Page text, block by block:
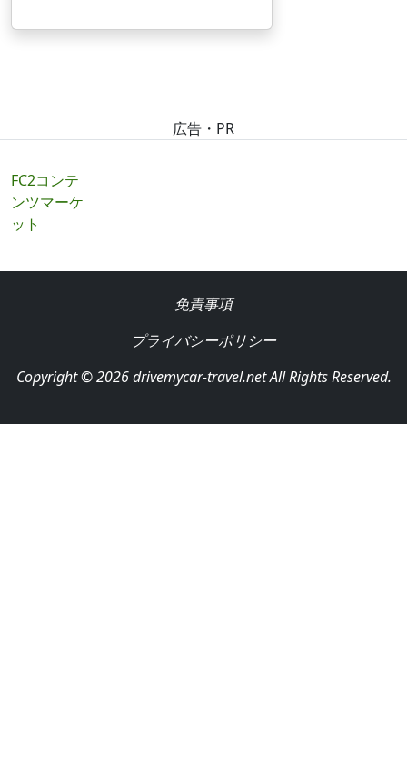
広告・PR
FC2コンテ
ンツマーケ
ット
免責事項
プライバシーポリシー
Copyright © 2026 drivemycar-travel.net All Rights Reserved.